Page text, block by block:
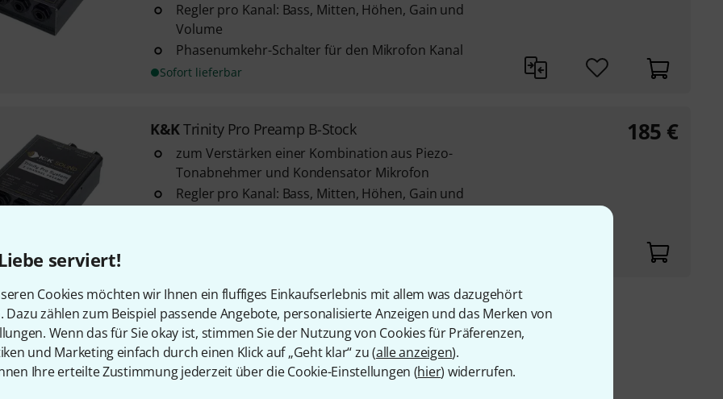
serviert!
Cookies möchten wir Ihnen ein fluffiges Einkaufserlebnis mit allem was dazugehört
Dazu zählen zum Beispiel passende Angebote, personalisierte Anzeigen und das Merken von
Wenn das für Sie okay ist, stimmen Sie der Nutzung von Cookies für Präferenzen,
und Marketing einfach durch einen Klick auf „Geht klar“ zu (alle anzeigen).
Ihre erteilte Zustimmung jederzeit über die Cookie-Einstellungen (hier) widerrufen.
Regler pro Kanal: Bass, Mitten, Höhen, Gain und
Volume
Phasenumkehr-Schalter für den Mikrofon Kanal
Sofort lieferbar
K&KTrinity Pro Preamp B-Stock
zum Verstärken einer Kombination aus Piezo-
Tonabnehmer und Kondensator Mikrofon
Regler pro Kanal: Bass, Mitten, Höhen, Gain und
185 €
Kostenloser Versand ab 29 €
Alle Preise inkl. MwSt.